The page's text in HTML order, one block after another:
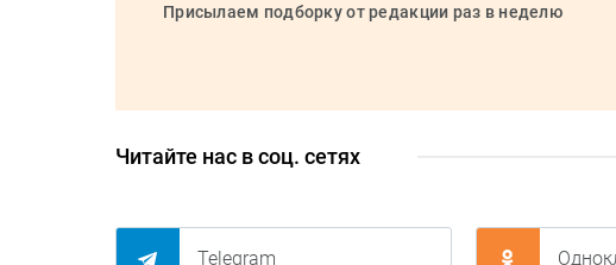
Присылаем подборку от редакции раз в неделю
Читайте нас в соц. сетях
Telegram